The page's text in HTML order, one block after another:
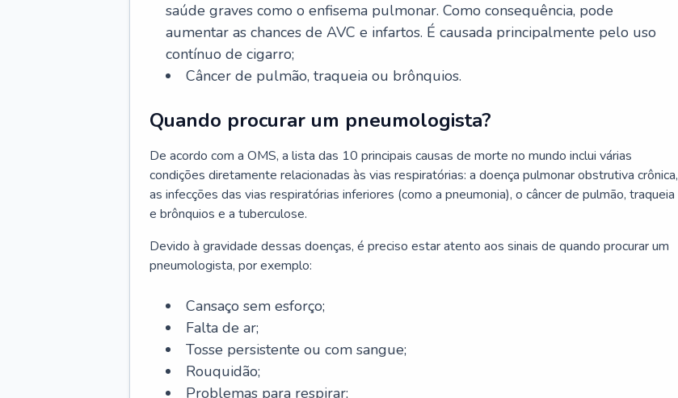
saúde graves como o enfisema pulmonar. Como consequência, pode
aumentar as chances de AVC e infartos. É causada principalmente pelo uso
contínuo de cigarro;
Câncer de pulmão, traqueia ou brônquios.
Quando procurar um pneumologista?
De acordo com a OMS, a lista das 10 principais causas de morte no mundo inclui várias
condições diretamente relacionadas às vias respiratórias: a doença pulmonar obstrutiva crônica,
as infecções das vias respiratórias inferiores (como a pneumonia), o câncer de pulmão, traqueia
e brônquios e a tuberculose.
Devido à gravidade dessas doenças, é preciso estar atento aos sinais de quando procurar um
pneumologista, por exemplo:
Cansaço sem esforço;
Falta de ar;
Tosse persistente ou com sangue;
Rouquidão;
Problemas para respirar;